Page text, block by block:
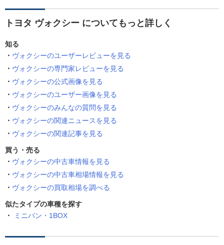
トヨタ ヴォクシー についてもっと詳しく
知る
ヴォクシーのユーザーレビューを見る
ヴォクシーの専門家レビューを見る
ヴォクシーの公式画像を見る
ヴォクシーのユーザー画像を見る
ヴォクシーのみんなの質問を見る
ヴォクシーの関連ニュースを見る
ヴォクシーの関連記事を見る
買う・売る
ヴォクシーの中古車情報を見る
ヴォクシーの中古車相場情報を見る
ヴォクシーの買取相場を調べる
似たタイプの車種を探す
ミニバン・1BOX